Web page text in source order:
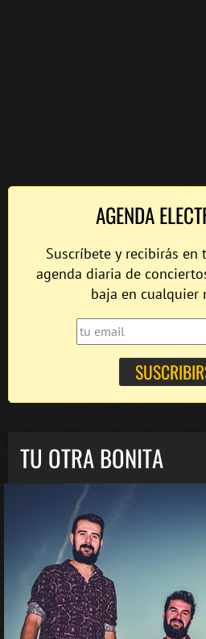
AGENDA
Suscríbete y recibirás en
agenda diaria de
baja en cualquier
TU OTRA BONITA